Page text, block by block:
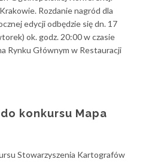
Rozdanie nagród dla
edycji odbędzie się dn. 17
ok. godz. 20:00 w czasie
Rynku Głównym w Restauracji
konkursu Mapa
Stowarzyszenia Kartografów